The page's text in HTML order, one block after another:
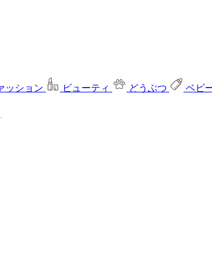
ッション ビューティ どうぶつ ベビ